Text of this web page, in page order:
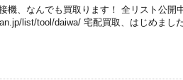
機、なんでも買取ります！ 全リスト公開
list/tool/daiwa/ 宅配買取、はじめまし